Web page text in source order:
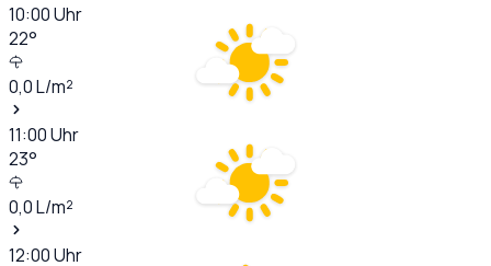
10:00Uhr
22°
0,0L/m²
11:00Uhr
23°
0,0L/m²
12:00Uhr